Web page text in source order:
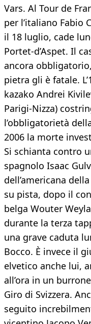
Vars. Al Tour de
per l’italiano Fabio
il 18 luglio, cade
Portet-d’Aspet. Il
ancora
pietra gli è fatale.
kazako Andrei
Parigi-Nizza)
l’obbligatorietà
2006 la morte
Si schianta contro
spagnolo Isaac
dell’americana
su pista, dopo il
belga Wouter
durante la terza
una grave caduta
Bocco. È invece il
elvetico anche lui,
all’ora in un
Giro di Svizzera.
seguito